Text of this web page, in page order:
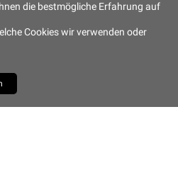
Facebook Email
die bestmögliche Erfahrung auf
Cookies wir verwenden oder